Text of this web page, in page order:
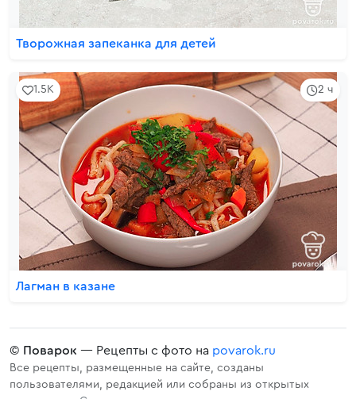
Творожная запеканка для детей
2 ч
1.5K
Лагман в казане
© Поварок — Рецепты с фото на povarok.ru
Все рецепты, размещенные на сайте, созданы
пользователями, редакцией или собраны из открытых